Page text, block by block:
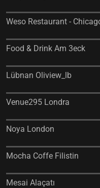
Weso Restaurant -
Food & Drink Am 3eck
Lübnan Oliview_lb
Venue295 Londra
Noya London
Mocha Coffe Filistin
Mesai Alaçatı